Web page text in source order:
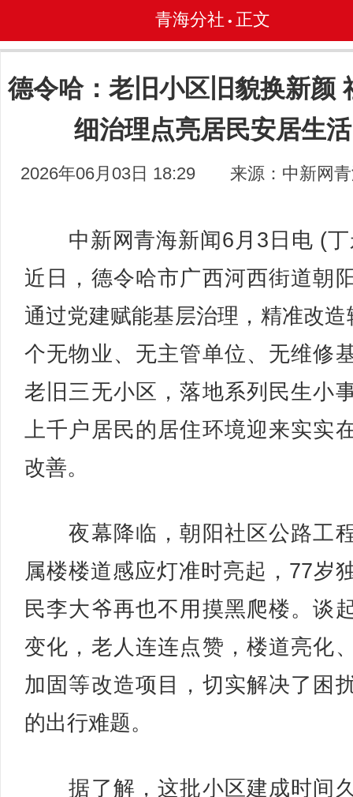
青海分社 • 正文
德令哈：老旧小区旧貌换新颜
细治理点亮居民安居生活
2026年06月03日 18:29 来源：中新网
中新网青海新闻6月3日电 (丁
近日，德令哈市广西河西街道朝
通过党建赋能基层治理，精准改造
个无物业、无主管单位、无维修
老旧三无小区，落地系列民生小
上千户居民的居住环境迎来实实
改善。
夜幕降临，朝阳社区公路工
属楼楼道感应灯准时亮起，77岁
民李大爷再也不用摸黑爬楼。谈
变化，老人连连点赞，楼道亮化
加固等改造项目，切实解决了困
的出行难题。
据了解，这批小区建成时间